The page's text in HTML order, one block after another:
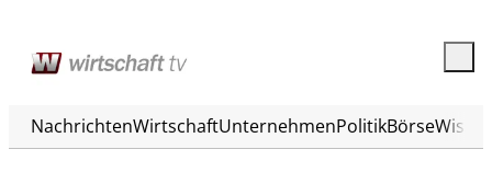
NachrichtenWirtschaftUnternehmenPolitikBörse